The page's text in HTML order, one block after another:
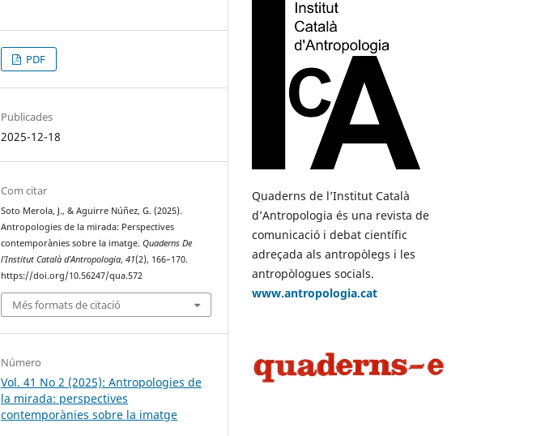
PDF
Publicades
2025-12-18
Com citar
Soto Merola, J., & Aguirre Núñez, G. (2025).
Antropologies de la mirada: Perspectives
contemporànies sobre la imatge.Quaderns De
l’Institut Català d’Antropologia,41(2), 166–170.
https://doi.org/10.56247/qua.572
Més formats de citació
Número
Vol. 41 No 2 (2025): Antropologies de
la mirada: perspectives
contemporànies sobre la imatge
Quaderns de l’Institut Català
d’Antropologia és una revista de
comunicació i debat científic
adreçada als antropòlegs i les
antropòlogues socials.
www.antropologia.cat